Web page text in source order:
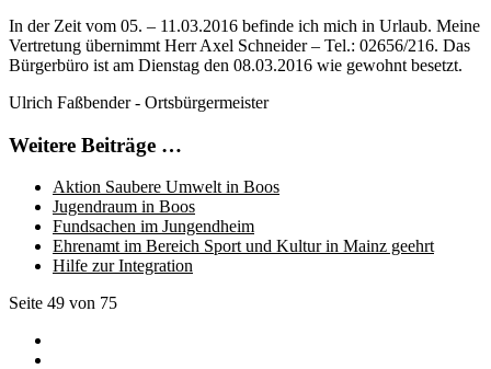
In der Zeit vom 05. – 11.03.2016 befinde ich mich in Urlaub. Meine
Vertretung übernimmt Herr Axel Schneider – Tel.: 02656/216. Das
Bürgerbüro ist am Dienstag den 08.03.2016 wie gewohnt besetzt.
Ulrich Faßbender - Ortsbürgermeister
Weitere Beiträge …
Aktion Saubere Umwelt in Boos
Jugendraum in Boos
Fundsachen im Jungendheim
Ehrenamt im Bereich Sport und Kultur in Mainz geehrt
Hilfe zur Integration
Seite 49 von 75